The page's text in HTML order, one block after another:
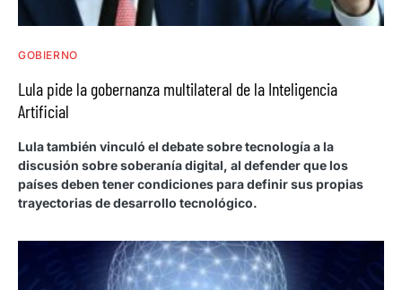
GOBIERNO
Lula pide la gobernanza multilateral de la Inteligencia
Artificial
Lula también vinculó el debate sobre tecnología a la
discusión sobre soberanía digital, al defender que los
países deben tener condiciones para definir sus propias
trayectorias de desarrollo tecnológico.